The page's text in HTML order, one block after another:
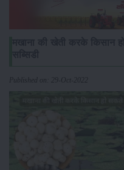
Published on: 29-Oct-2022